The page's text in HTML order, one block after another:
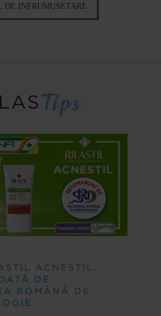
DE INFRUMUSETARE
ACNESTIL,
DE
ROMÂNĂ DE